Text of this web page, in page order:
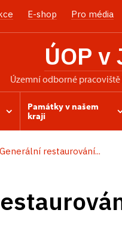
E-shop Pro média
ÚOP
územní odborné
Památky v našem
kraji
Generální restaurování...